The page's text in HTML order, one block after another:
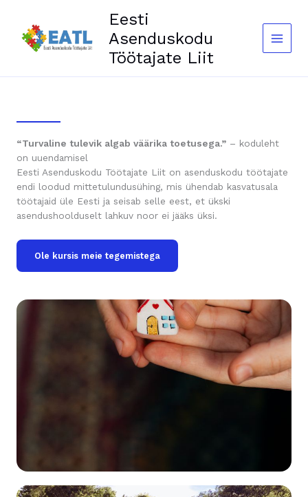
content
Eesti
Asenduskodu
Töötajate Liit
“Turvaline tulevik algab väärika toetusega.” – koduleht
on uuendamisel
Eesti Asenduskodu Töötajate Liit on asenduskodu töötajate
endi loodud mittetulundusühing, mis ühendab kasvatusala
töötajaid üle Eesti ja seisab selle eest, et ükski
asendushoolduselt lahkuv noor ei jääks üksi.
Ole kursis meie tegemistega